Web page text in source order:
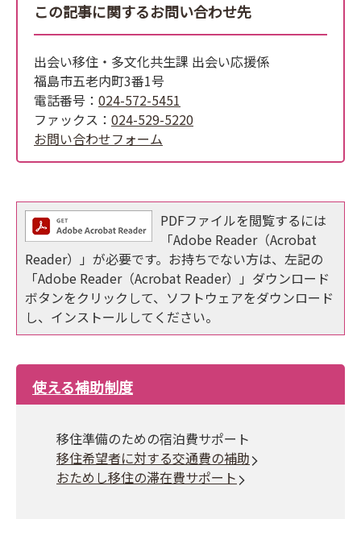
この記事に関するお問い合わせ先
出会い移住・多文化共生課 出会い応援係
福島市五老内町3番1号
電話番号： 024-572-5451
ファックス： 024-529-5220
お問い合わせフォーム
PDFファイルを閲覧するには
「Adobe Reader（Acrobat
Reader）」が必要です。お持ちでない方は、左記の
「Adobe Reader（Acrobat Reader）」ダウンロード
ボタンをクリックして、ソフトウェアをダウンロード
し、インストールしてください。
使える補助制度
移住準備のための宿泊費サポート
移住希望者に対する交通費の補助
おためし移住の滞在費サポート